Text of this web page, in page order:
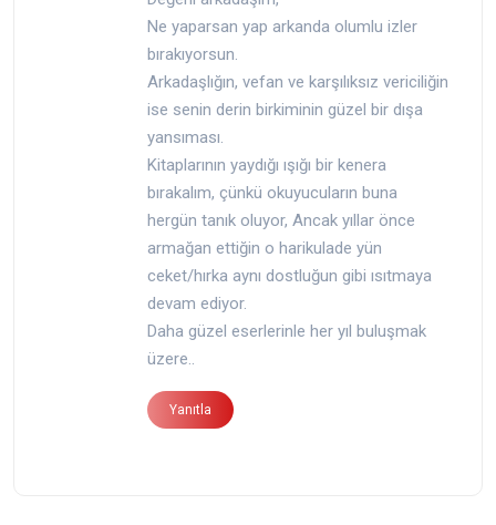
Ne yaparsan yap arkanda olumlu izler
bırakıyorsun.
Arkadaşlığın, vefan ve karşılıksız vericiliğin
ise senin derin birkiminin güzel bir dışa
yansıması.
Kitaplarının yaydığı ışığı bir kenera
bırakalım, çünkü okuyucuların buna
hergün tanık oluyor, Ancak yıllar önce
armağan ettiğin o harikulade yün
ceket/hırka aynı dostluğun gibi ısıtmaya
devam ediyor.
Daha güzel eserlerinle her yıl buluşmak
üzere..
Yanıtla